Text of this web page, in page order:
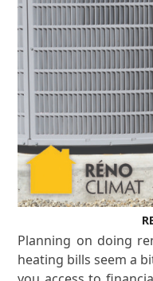
Planning on doing
heating bills seem a